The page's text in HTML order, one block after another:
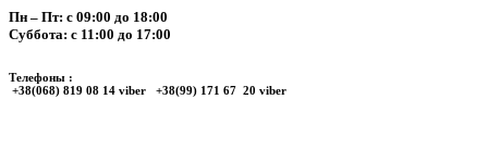
Пн – Пт: с 09:00 до 18:00
Суббота: с 11:00 до 17:00
Телефоны :
+38(068) 819 08 14 viber +38(99) 171 67 20 viber